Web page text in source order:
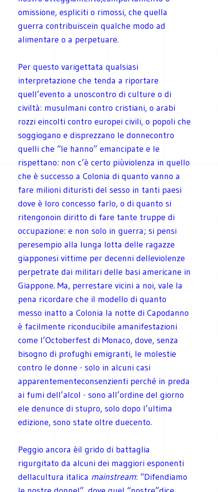
omissione, espliciti o rimossi, che quella
guerra contribuiscein qualche modo ad
alimentare o a perpetuare.
Per questo varigettata qualsiasi
interpretazione che tenda a riportare
quell’evento a unoscontro di culture o di
civiltà: musulmani contro cristiani, o arabi
rozzi eincolti contro europei civili, o popoli che
soggiogano e disprezzano le donnecontro
quelli che “le hanno” emancipate e le
rispettano: non c’è certo piùviolenza in quello
che è successo a Colonia di quanto vanno a
fare milioni dituristi del sesso in tanti paesi
dove è loro concesso farlo, o di quanto si
ritengonoin diritto di fare tante truppe di
occupazione: e non solo in guerra; si pensi
peresempio alla lunga lotta delle ragazze
giapponesi vittime per decenni delleviolenze
perpetrate dai militari delle basi americane in
Giappone. Ma, perrestare vicini a noi, vale la
pena ricordare che il modello di quanto
messo inatto a Colonia la notte di Capodanno
è facilmente riconducibile amanifestazioni
come l’Octoberfest di Monaco, dove, senza
bisogno di profughi emigranti, le molestie
contro le donne - solo in alcuni casi
apparentementeconsenzienti perché in preda
ai fumi dell’alcol - sono all’ordine del giorno
ele denunce di stupro, solo dopo l’ultima
edizione, sono state oltre duecento.
Peggio ancora èil grido di battaglia
rigurgitato da alcuni dei maggiori esponenti
dellacultura italica mainstream: “Difendiamo